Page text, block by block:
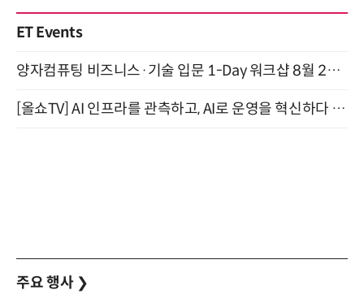
ET Events
양자컴퓨팅 비즈니스·기술 입문 1-Day 워크샵 8월 28일 개최
[올쇼TV] AI 인프라를 관측하고, AI로 운영을 혁신하다 (8월 11일 생방송)
주요 행사 ❯